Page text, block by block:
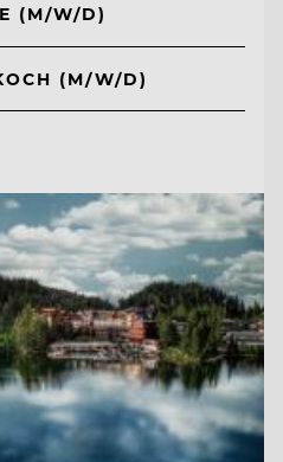
(M/W/D)
(M/W/D)